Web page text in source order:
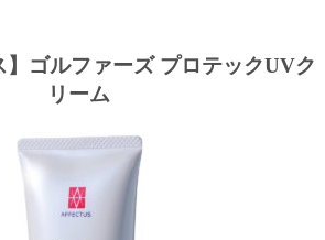
ゴルファーズ プロテックUVク
リーム